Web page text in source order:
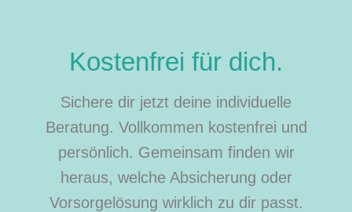
Kostenfrei für dich.
Sichere dir jetzt deine individuelle
Beratung. Vollkommen kostenfrei und
persönlich. Gemeinsam finden wir
heraus, welche Absicherung oder
Vorsorgelösung wirklich zu dir passt.